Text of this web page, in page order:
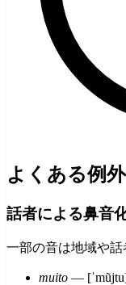
よくある例外
話者による鼻音
一部の音は地域や話
muito —